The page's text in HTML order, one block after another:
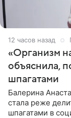
12 часов назад
«Организм
объяснила,
шпагатами
Балерина
стала реже
шпагатами в